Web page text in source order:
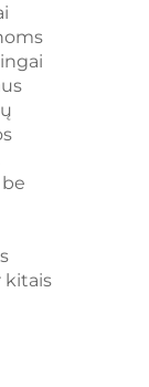
kitais